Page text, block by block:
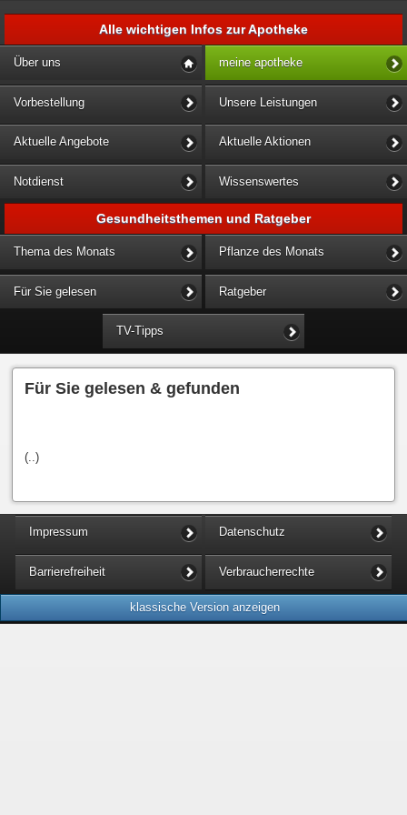
Alle wichtigen Infos zur Apotheke
Über uns meine apotheke
Vorbestellung Unsere Leistungen
Aktuelle Angebote Aktuelle Aktionen
Notdienst Wissenswertes
Gesundheitsthemen und Ratgeber
Thema des Monats Pflanze des Monats
Für Sie gelesen Ratgeber
TV-Tipps
Für Sie gelesen & gefunden
(..)
Impressum Datenschutz
Barrierefreiheit Verbraucherrechte
klassische Version anzeigen